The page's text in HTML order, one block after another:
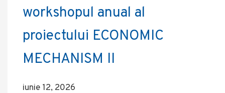
workshopul anual al
proiectului ECONOMIC
MECHANISM II
iunie 12, 2026